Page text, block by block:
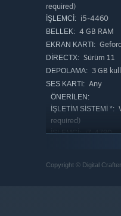
required)
İŞLEMCI: i5-4460
BELLEK: 4 GB RAM
EKRAN KARTI:
DIRECTX: Sürüm 11
DEPOLAMA: 3 GB
SES KARTI: Any
ÖNERILEN:
İŞLETIM SISTEMI *:
required)
İŞLEMCI: i7-4790
Copyright © Digital